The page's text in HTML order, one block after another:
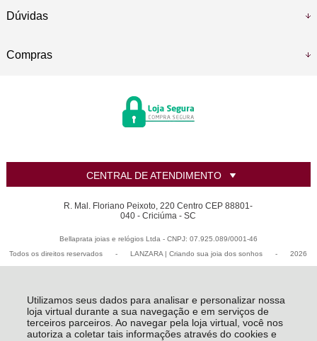
Utilizamos seus dados para analisar e personalizar nossa
loja virtual durante a sua navegação e em serviços de
terceiros parceiros. Ao navegar pela loja virtual, você nos
autoriza a coletar tais informações através do cookies e
Dúvidas
Compras
CENTRAL DE ATENDIMENTO
R. Mal. Floriano Peixoto, 220 Centro CEP 88801-
040 - Criciúma - SC
Bellaprata joias e relógios Ltda - CNPJ: 07.925.089/0001-46
Todos os direitos reservados
- LANZARA | Criando sua joia dos sonhos - 2026